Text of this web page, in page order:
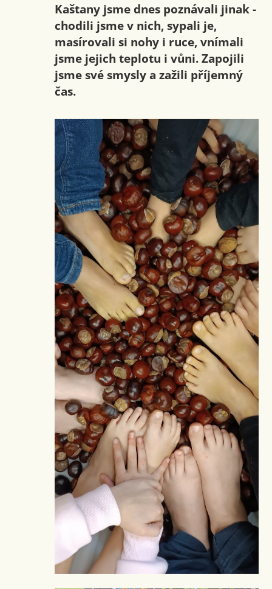
Kaštany jsme dnes poznávali jinak -
chodili jsme v nich, sypali je,
masírovali si nohy i ruce, vnímali
jsme jejich teplotu i vůni. Zapojili
jsme své smysly a zažili příjemný
čas.